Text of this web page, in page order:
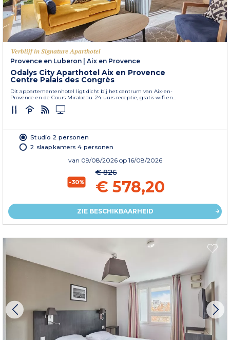
Verblijf in Signature Aparthotel
Provence en Luberon
Aix en Provence
Odalys City Aparthotel Aix en Provence
Centre Palais des Congrès
Dit appartementenhotel ligt dicht bij het centrum van Aix-en-
Provence en de Cours Mirabeau. 24-uurs receptie, gratis wifi en...
Studio 2 personen
2 slaapkamers 4 personen
van 09/08/2026 op 16/08/2026
-30%
€ 826
€ 578,20
ZIE BESCHIKBAARHEID